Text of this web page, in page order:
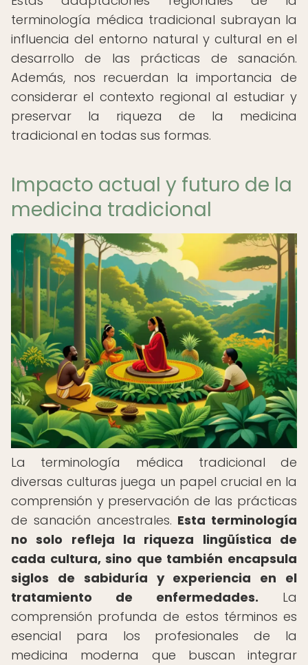
terminología médica tradicional subrayan la
influencia del entorno natural y cultural en el
desarrollo de las prácticas de sanación.
Además, nos recuerdan la importancia de
considerar el contexto regional al estudiar y
preservar la riqueza de la medicina
tradicional en todas sus formas.
Impacto actual y futuro de la
medicina tradicional
La terminología médica tradicional de
diversas culturas juega un papel crucial en la
comprensión y preservación de las prácticas
de sanación ancestrales. Esta terminología
no solo refleja la riqueza lingüística de
cada cultura, sino que también encapsula
siglos de sabiduría y experiencia en el
tratamiento de enfermedades. La
comprensión profunda de estos términos es
esencial para los profesionales de la
medicina moderna que buscan integrar